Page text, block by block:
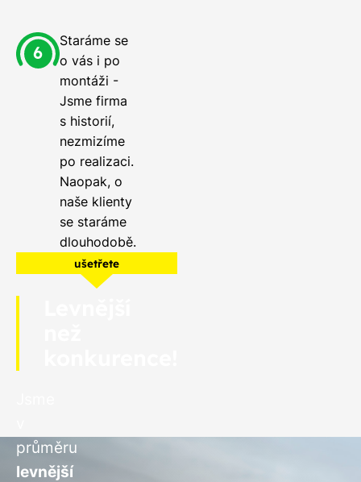
Staráme se
o vás i po
montáži -
Jsme firma
s historií,
nezmizíme
po realizaci.
Naopak, o
naše klienty
se staráme
dlouhodobě.
ušetřete
průměru
levnější